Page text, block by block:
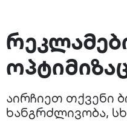
აირჩიეთ თქვენი
ხანგრძლივობა,